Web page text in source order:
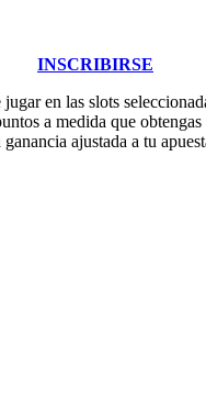
INSCRIBIRSE
en las slots
a medida que obtengas
ajustada a tu